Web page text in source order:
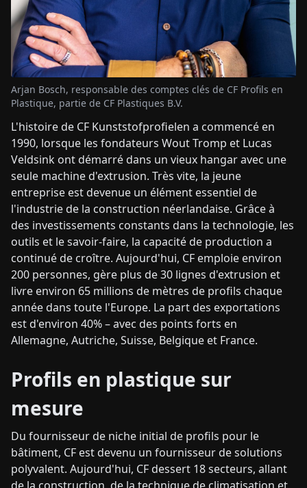
Arjan Bosch, responsable des comptes clés de CF Profils en
Plastique, partie de CF Plastiques B.V.
L'histoire de CF Kunststofprofielen a commencé en
1990, lorsque les fondateurs Wout Tromp et Lucas
Veldsink ont démarré dans un vieux hangar avec une
seule machine d'extrusion. Très vite, la jeune
entreprise est devenue un élément essentiel de
l'industrie de la construction néerlandaise. Grâce à
des investissements constants dans la technologie, les
outils et le savoir-faire, la capacité de production a
continué de croître. Aujourd'hui, CF emploie environ
200 personnes, gère plus de 30 lignes d'extrusion et
livre environ 65 millions de mètres de profils chaque
année dans toute l'Europe. La part des exportations
est d'environ 40% – avec des points forts en
Allemagne, Autriche, Suisse, Belgique et France.
Profils en plastique sur
mesure
Du fournisseur de niche initial de profils pour le
bâtiment, CF est devenu un fournisseur de solutions
polyvalent. Aujourd'hui, CF dessert 18 secteurs, allant
de la construction, de la technique de climatisation et